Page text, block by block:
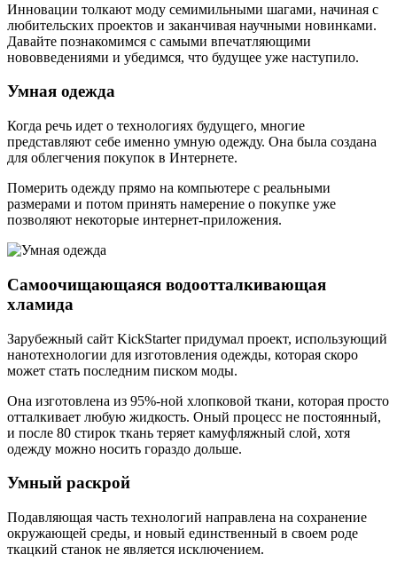
Инновации толкают моду семимильными шагами, начиная с
любительских проектов и заканчивая научными новинками.
Давайте познакомимся с самыми впечатляющими
нововведениями и убедимся, что будущее уже наступило.
Умная одежда
Когда речь идет о технологиях будущего, многие
представляют себе именно умную одежду. Она была создана
для облегчения покупок в Интернете.
Померить одежду прямо на компьютере с реальными
размерами и потом принять намерение о покупке уже
позволяют некоторые интернет-приложения.
Самоочищающаяся водоотталкивающая
хламида
Зарубежный сайт KickStarter придумал проект, использующий
нанотехнологии для изготовления одежды, которая скоро
может стать последним писком моды.
Она изготовлена из 95%-ной хлопковой ткани, которая просто
отталкивает любую жидкость. Оный процесс не постоянный,
и после 80 стирок ткань теряет камуфляжный слой, хотя
одежду можно носить гораздо дольше.
Умный раскрой
Подавляющая часть технологий направлена на сохранение
окружающей среды, и новый единственный в своем роде
ткацкий станок не является исключением.